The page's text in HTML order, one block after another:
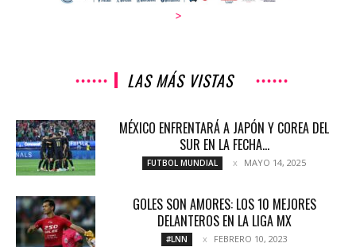
>
LAS MÁS VISTAS
MÉXICO ENFRENTARÁ A JAPÓN Y COREA DEL
SUR EN LA FECHA...
FUTBOL MUNDIAL MAYO 14, 2025
GOLES SON AMORES: LOS 10 MEJORES
DELANTEROS EN LA LIGA MX
#LNN FEBRERO 10, 2023